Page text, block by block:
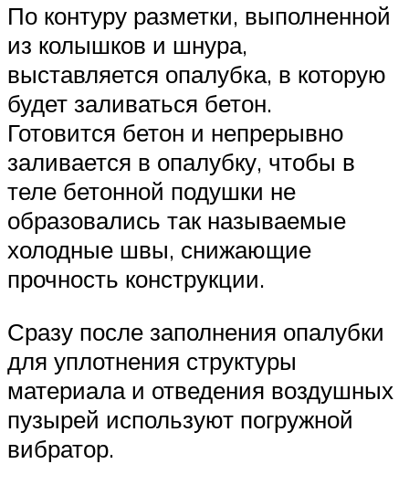
По контуру разметки, выполненной
из колышков и шнура,
выставляется опалубка, в которую
будет заливаться бетон.
Готовится бетон и непрерывно
заливается в опалубку, чтобы в
теле бетонной подушки не
образовались так называемые
холодные швы, снижающие
прочность конструкции.
Сразу после заполнения опалубки
для уплотнения структуры
материала и отведения воздушных
пузырей используют погружной
вибратор.